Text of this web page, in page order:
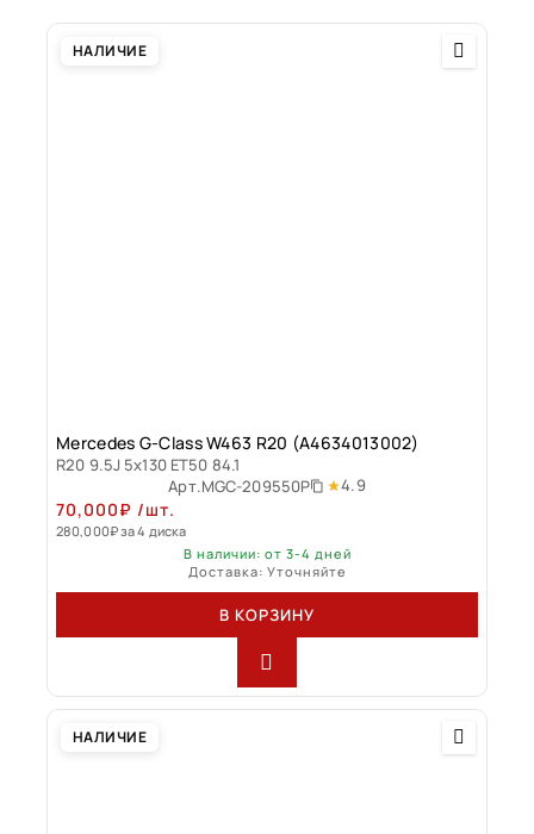
НАЛИЧИЕ
Mercedes G-Class W463 R20 (А4634013002)
R20 9.5J 5x130 ET50 84.1
Арт.MGC-209550P 4.9
70,000₽ /шт.
280,000₽за 4 диска
В наличии: от 3-4 дней
Доставка: Уточняйте
В КОРЗИНУ
НАЛИЧИЕ